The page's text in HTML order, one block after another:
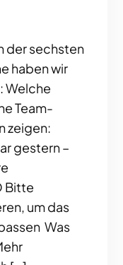
der sechsten
haben wir
Welche
Team-
zeigen:
gestern –
Bitte
um das
Was